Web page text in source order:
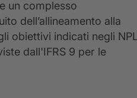
un complesso
dell’allineamento alla
obiettivi indicati negli
dall'IFRS 9 per le